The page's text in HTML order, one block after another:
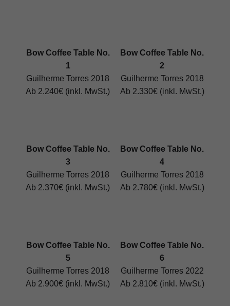
Bow Coffee Table No.
1
Guilherme Torres 2018
Ab 2.240€ (inkl. MwSt.)
Bow Coffee Table No.
2
Guilherme Torres 2018
Ab 2.330€ (inkl. MwSt.)
Bow Coffee Table No.
3
Guilherme Torres 2018
Ab 2.370€ (inkl. MwSt.)
Bow Coffee Table No.
4
Guilherme Torres 2018
Ab 2.780€ (inkl. MwSt.)
Bow Coffee Table No.
5
Guilherme Torres 2018
Ab 2.900€ (inkl. MwSt.)
Bow Coffee Table No.
6
Guilherme Torres 2022
Ab 2.810€ (inkl. MwSt.)